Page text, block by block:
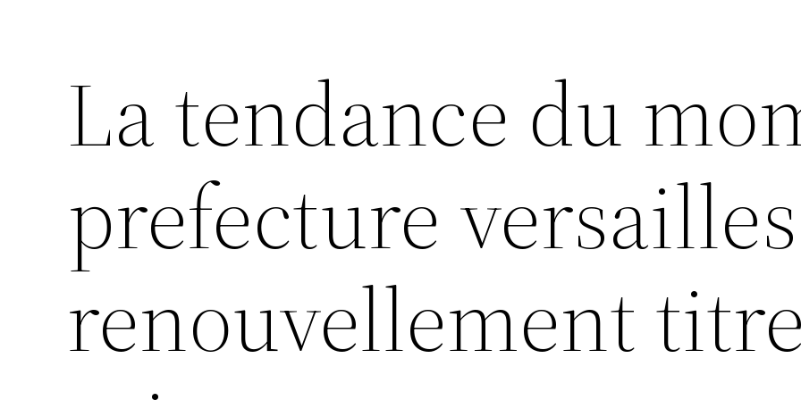
La tendance du
prefecture versailles
renouvellement titre